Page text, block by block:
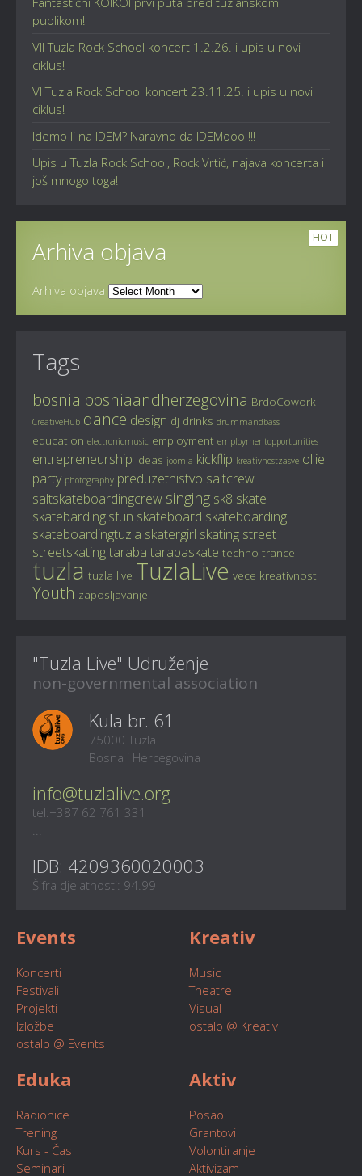
publikom!
VII Tuzla Rock School koncert 1.2.26. i upis u novi
ciklus!
VI Tuzla Rock School koncert 23.11.25. i upis u novi
ciklus!
Idemo li na IDEM? Naravno da IDEMooo !!!
Upis u Tuzla Rock School, Rock Vrtić, najava koncerta i
još mnogo toga!
HOT
Arhiva objava
Arhiva objava
Tags
bosnia bosniaandherzegovina BrdoCowork
CreativeHub dance design dj drinks drummandbass
education electronicmusic employment employmentopportunities
entrepreneurship ideas joomla kickflip kreativnostzasve ollie
party photography preduzetnistvo saltcrew
saltskateboardingcrew singing sk8 skate
skatebardingisfun skateboard skateboarding
skateboardingtuzla skatergirl skating street
streetskatingtaraba tarabaskate techno trance
tuzla tuzla live TuzlaLive vece kreativnosti
Youth zaposljavanje
"Tuzla Live" Udruženje
non-governmental association
Kula br. 61
75000 Tuzla
Bosna i Hercegovina
info@tuzlalive.org
tel:+387 62 761 331
IDB: 4209360020003
Šifra djelatnosti: 94.99
Events
Koncerti
Festivali
Projekti
Izložbe
ostalo @ Events
Kreativ
Music
Theatre
Visual
ostalo @ Kreativ
Eduka
Radionice
Trening
Kurs - Čas
Seminari
Aktiv
Posao
Grantovi
Volontiranje
Aktivizam